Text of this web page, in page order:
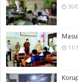
30/
11/